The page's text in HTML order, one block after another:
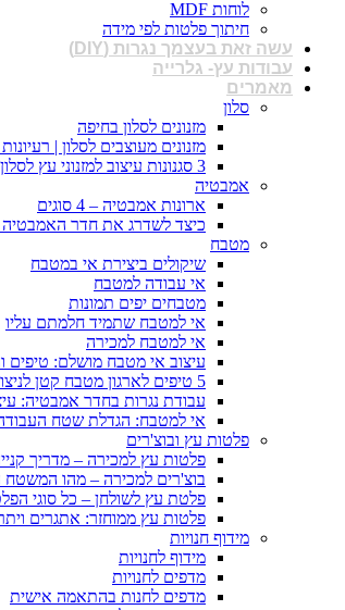
לוחות MDF
חיתוך פלטות לפי מידה
עשה זאת בעצמך נגרות (DIY)
עבודות עץ- גלרייה
מאמרים
סלון
מזנונים לסלון בחיפה
מזנונים מעוצבים לסלון |
3 סגנונות עיצוב למזנוני עץ לסלון
אמבטיה
ארונות אמבטיה – 4 סוגים
כיצד לשדרג את חדר האמבטיה
מטבח
שיקולים ביצירת אי במטבח
אי עבודה למטבח
מטבחים יפים תמונות
אי למטבח שתמיד חלמתם עליו
אי למטבח למכירה
עיצוב אי מטבח מושלם: טיפים
5 טיפים לארגון מטבח קטן לניצול מירבי של החלל
עבודת נגרות בחדר אמבטיה:
אי למטבח: הגדלת שטח העבודה
פלטות עץ ובוצ'רים
פלטות עץ למכירה – מדריך
בוצ'רים למכירה – מהו המשטח
פלטת עץ לשולחן – כל סוגי
פלטות עץ ממוחזר: אתגרים
מידוף חנויות
מידוף לחנויות
מדפים לחנויות
מדפים לחנות בהתאמה אישית